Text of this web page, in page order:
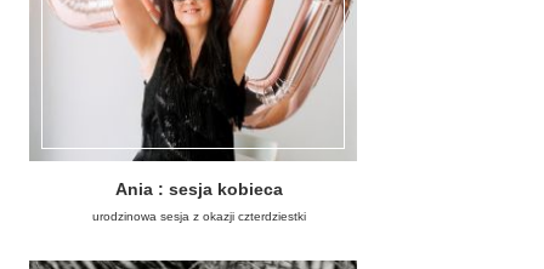
Ania : sesja kobieca
urodzinowa sesja z okazji czterdziestki